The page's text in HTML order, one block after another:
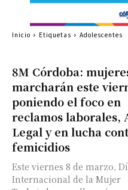
8M Córdoba:
marcharán este
poniendo el foco en
reclamos laborales,
Legal y en lucha
femicidios
Este viernes 8 de marzo,
Internacional de la Mujer
Inicio Etiquetas Adolescentes